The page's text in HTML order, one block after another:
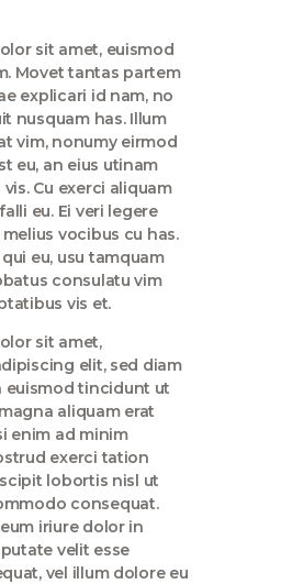
sit amet, euismod
Movet tantas partem
explicari id nam, no
nusquam has. Illum
vim, nonumy eirmod
eu, an eius utinam
Cu exerci aliquam
eu. Ei veri legere
vocibus cu has.
eu, usu tamquam
consulatu vim
vis et.
sit amet,
elit, sed diam
euismod tincidunt ut
aliquam erat
enim ad minim
exerci tation
lobortis nisl ut
consequat.
iriure dolor in
velit esse
vel illum dolore eu